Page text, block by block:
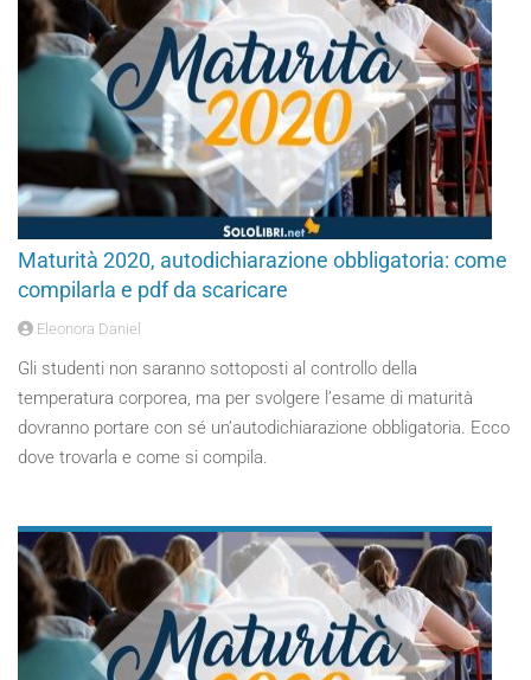
Maturità 2020, autodichiarazione obbligatoria: come
compilarla e pdf da scaricare
Eleonora Daniel
Gli studenti non saranno sottoposti al controllo della
temperatura corporea, ma per svolgere l’esame di maturità
dovranno portare con sé un’autodichiarazione obbligatoria. Ecco
dove trovarla e come si compila.